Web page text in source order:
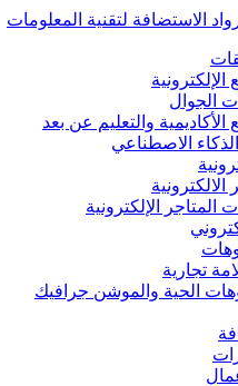
الإلكترونية
الجوال
الأكاديمية والتعليم عن بعد
الاصطناعي
الالكترونية
المتاجر الإلكترونية
تجارية
الحية والموشن جرافيك